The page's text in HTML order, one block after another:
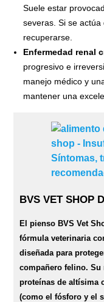
Suele estar
severas. Si se
recuperarse.
Enfermedad renal
progresivo e
manejo médico y
mantener una
BVS VET SHOP
El pienso BVS Vet
fórmula veterinaria
diseñada para
compañero felino. Su
proteínas de altísima
(como el fósforo y el